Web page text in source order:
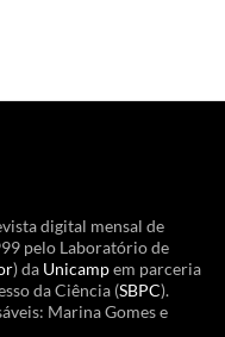
digital mensal de
pelo Laboratório de
) da Unicampem parceria
da Ciência (SBPC).
Marina Gomes e